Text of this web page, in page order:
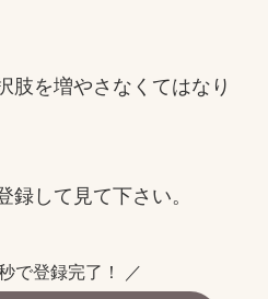
肢を増やさなくてはなり
録して見て下さい。
で登録完了！ ／